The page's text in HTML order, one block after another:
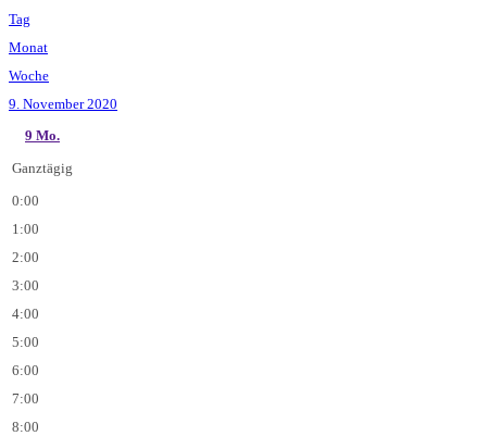
Tag
Monat
Woche
9. November 2020
9 Mo.
Ganztägig
0:00
1:00
2:00
3:00
4:00
5:00
6:00
7:00
8:00